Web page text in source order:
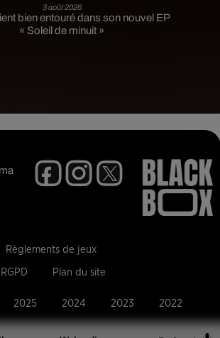
3 août 2026
bien entouré dans son nouvel EP
« Soleil de minuit »
Règlements de jeux
Plan du site
2025 2024 2023 2022